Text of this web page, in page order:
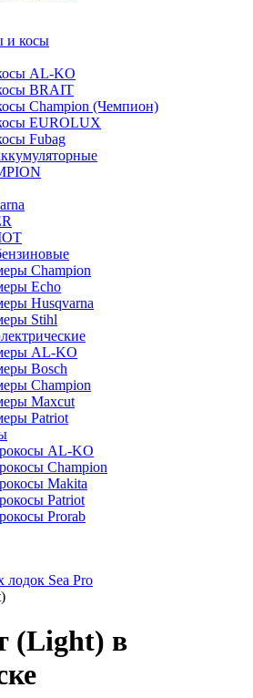
и косы
AL-KO
BRAIT
Champion (Чемпион)
EUROLUX
Fubag
Champion
Echo
Husqvarna
Stihl
AL-KO
Bosch
Champion
Maxcut
Patriot
AL-KO
Champion
Makita
Patriot
Prorab
лодок Sea Pro
(Light) в